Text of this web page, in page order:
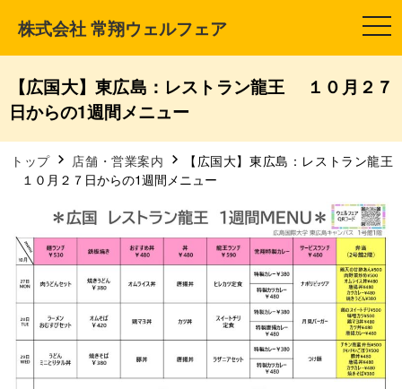
株式会社 常翔ウェルフェア
t
o
i
g
a
o
n
【広国大】東広島：レストラン龍王 １０月２７
日からの1週間メニュー
トップ 店舗・営業案内
【広国大】東広島：レストラン龍王
１０月２７日からの1週間メニュー